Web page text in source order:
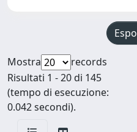
Mostra
records
Risultati 1 - 20 di 145
(tempo di esecuzione:
0.042 secondi).